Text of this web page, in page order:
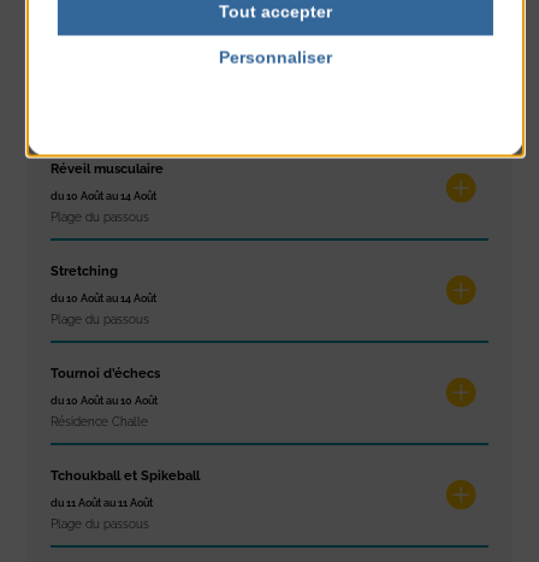
Réveil musculaire
du 10 Août au 14 Août
Plage du passous
Stretching
du 10 Août au 14 Août
Plage du passous
Tournoi d’échecs
du 10 Août au 10 Août
Résidence Challe
Tchoukball et Spikeball
du 11 Août au 11 Août
Plage du passous
Tout accepter
Personnaliser